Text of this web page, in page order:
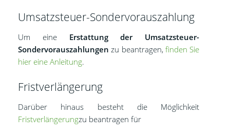
Umsatzsteuer-Sondervorauszahlung
Um eine Erstattung der Umsatzsteuer-
Sondervorauszahlungen zu beantragen, finden Sie
hier eine Anleitung.
Fristverlängerung
Darüber hinaus besteht die Möglichkeit
Fristverlängerungzu beantragen für